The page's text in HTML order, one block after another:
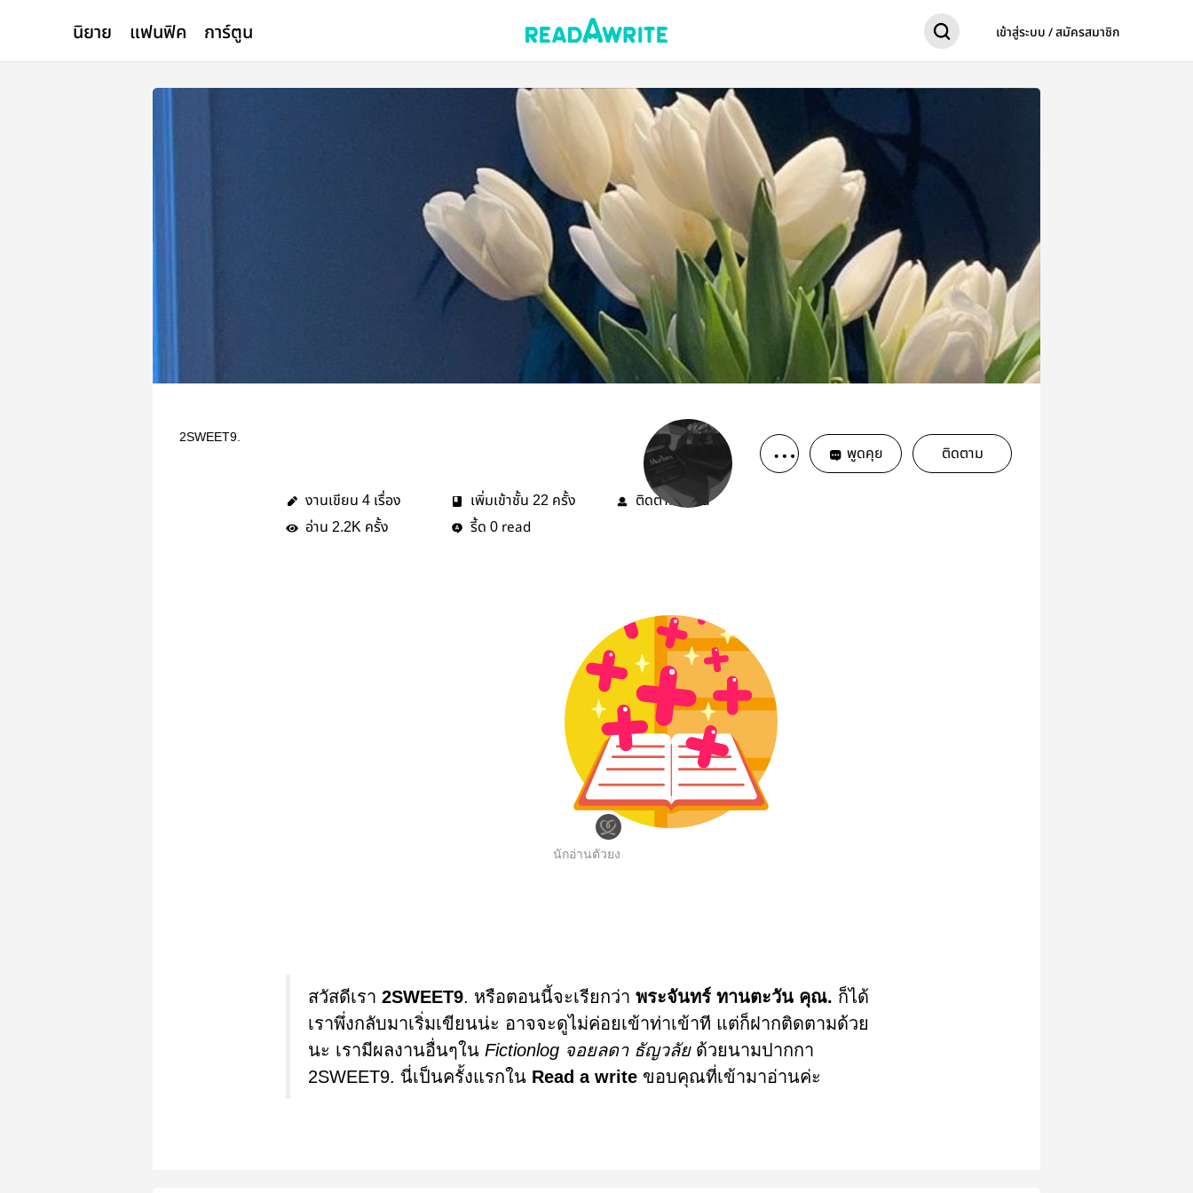
นิยาย แฟนฟิค การ์ตูน เข้าสู่ระบบ / สมัครสมาชิก
2SWEET9.
พูดคุย ติดตาม
งานเขียน 4 เรื่อง เพิ่มเข้าชั้น 22 ครั้ง ติดตาม 3คน
อ่าน 2.2K ครั้ง รี้ด 0 read
นักอ่านตัวยง
สวัสดีเรา 2SWEET9. หรือตอนนี้จะเรียกว่า พระจันทร์ ทานตะวัน คุณ. ก็ได้
เราพึ่งกลับมาเริ่มเขียนน่ะ อาจจะดูไม่ค่อยเข้าท่าเข้าที แต่ก็ฝากติดตามด้วย
นะ เรามีผลงานอื่นๆใน Fictionlog จอยลดา ธัญวลัยด้วยนามปากกา
2SWEET9. นี่เป็นครั้งแรกใน Read a write ขอบคุณที่เข้ามาอ่านค่ะ